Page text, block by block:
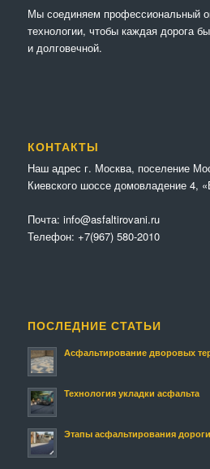
Мы соединяем профессиональный
технологии, чтобы каждая дорога
и долговечной.
КОНТАКТЫ
Наш адрес г. Москва, поселение
Киевского шоссе домовладение 4,
Почта: info@asfaltirovani.ru
Телефон: +7(967) 580-2010
ПОСЛЕДНИЕ СТАТЬИ
Асфальтирование дворовых
Технология укладки асфальта
Этапы асфальтирования дороги